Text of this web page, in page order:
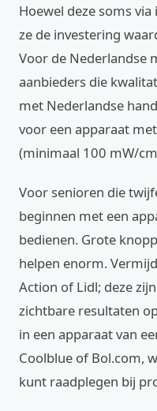
Hoewel deze soms
ze de investering
Voor de Nederlandse
aanbieders die
met Nederlandse
voor een apparaat
(minimaal 100 mW/
Voor senioren die
beginnen met een
bedienen. Grote
helpen enorm.
Action of Lidl; deze
zichtbare resultaten
in een apparaat van
Coolblue of Bol.com,
kunt raadplegen bij